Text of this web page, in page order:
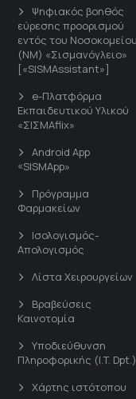
Ψηφιακός βοηθός
εύρεσης προορισμού
εντός του Νοσοκομείου
(ΝΜ) «Σισμανόγλειο»
[«SISMAssistant»]
e-Πλατφόρμα
Εκπαιδευτικού Υλικού
«ΣΙΣΜΑflix»
Android App
«SISMApp»
Πρόγραμμα
Φαρμακείων
Ισολογισμός-
Απολογισμός
Λίστα Χειρουργείων
Βραβεύσεις
Καινοτομία
Υποδιεύθυνση
Πληροφορικής (I.T. Dpt.)
Χάρτης ιστότοπου